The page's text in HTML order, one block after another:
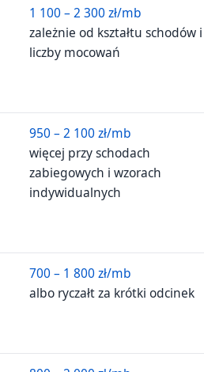
1 100 – 2 300 zł/mb
zależnie od kształtu schodów i
liczby mocowań
950 – 2 100 zł/mb
więcej przy schodach
zabiegowych i wzorach
indywidualnych
700 – 1 800 zł/mb
albo ryczałt za krótki odcinek